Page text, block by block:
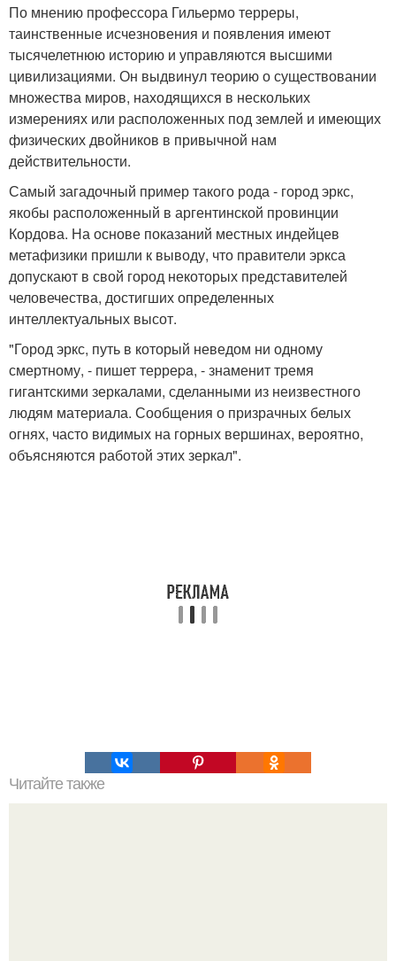
По мнению профессора Гильермо терреры,
таинственные исчезновения и появления имеют
тысячелетнюю историю и управляются высшими
цивилизациями. Он выдвинул теорию о существовании
множества миров, находящихся в нескольких
измерениях или расположенных под землей и имеющих
физических двойников в привычной нам
действительности.
Самый загадочный пример такого рода - город эркс,
якобы расположенный в аргентинской провинции
Кордова. На основе показаний местных индейцев
метафизики пришли к выводу, что правители эркса
допускают в свой город некоторых представителей
человечества, достигших определенных
интеллектуальных высот.
"Город эркс, путь в который неведом ни одному
смертному, - пишет терреpa, - знаменит тремя
гигантскими зеркалами, сделанными из неизвестного
людям материала. Сообщения о призрачных белых
огнях, часто видимых на горных вершинах, вероятно,
объясняются работой этих зеркал".
Читайте также